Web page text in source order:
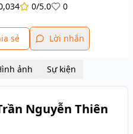
0/5.0 0
sẻ Lời nhắn
Hình ảnh Sự kiện
Nguyễn Thiên